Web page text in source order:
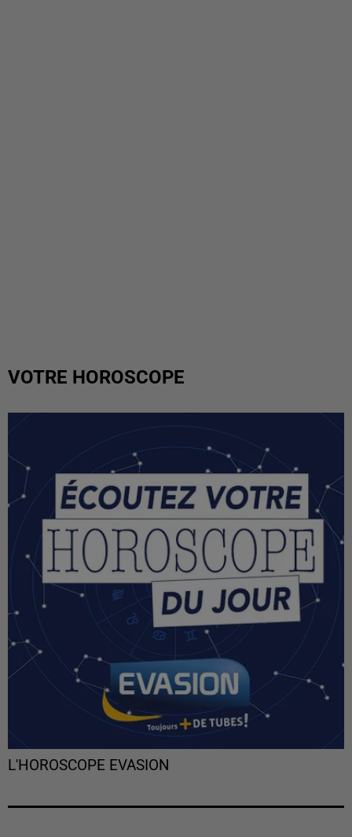
VOTRE HOROSCOPE
L'HOROSCOPE EVASION